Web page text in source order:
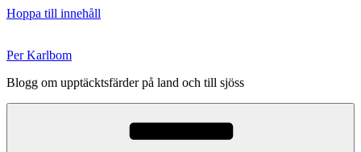
Hoppa till innehåll
Per Karlbom
Blogg om upptäcktsfärder på land och till sjöss